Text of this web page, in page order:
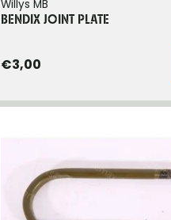
Willys MB
BENDIX JOINT PLATE
€3,00